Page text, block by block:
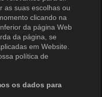
as suas escolhas ou
clicando na
da página Web
da página, se
em Website.
política de
os dados para